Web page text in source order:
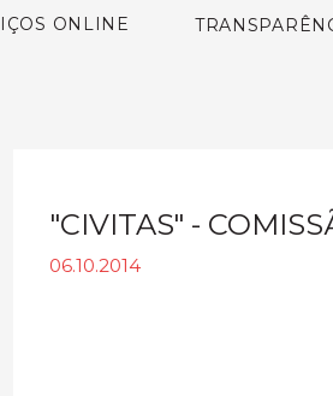
ONLINE
"CIVITAS" -
06.10.2014